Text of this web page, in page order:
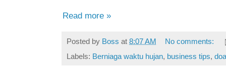
Read more »
Posted by Boss at 8:07 AM
No comments:
Labels: Berniaga waktu hujan, business tips,